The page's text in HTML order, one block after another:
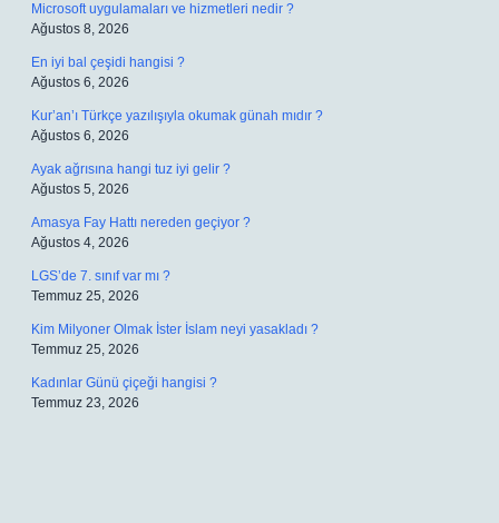
Microsoft uygulamaları ve hizmetleri nedir ?
Ağustos 8, 2026
En iyi bal çeşidi hangisi ?
Ağustos 6, 2026
Kur’an’ı Türkçe yazılışıyla okumak günah mıdır ?
Ağustos 6, 2026
Ayak ağrısına hangi tuz iyi gelir ?
Ağustos 5, 2026
Amasya Fay Hattı nereden geçiyor ?
Ağustos 4, 2026
LGS’de 7. sınıf var mı ?
Temmuz 25, 2026
Kim Milyoner Olmak İster İslam neyi yasakladı ?
Temmuz 25, 2026
Kadınlar Günü çiçeği hangisi ?
Temmuz 23, 2026